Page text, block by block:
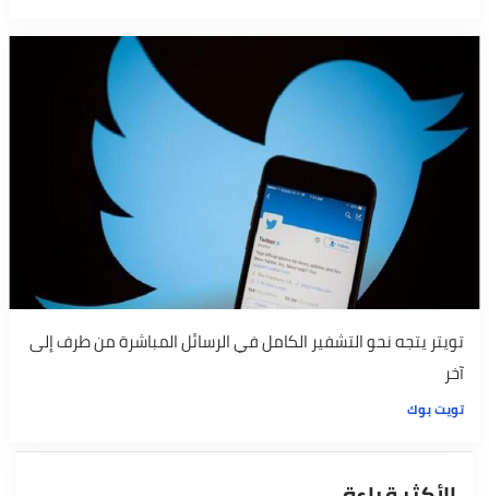
تويتر يتجه نحو التشفير الكامل في الرسائل المباشرة من طرف إلى
آخر
تويت بوك